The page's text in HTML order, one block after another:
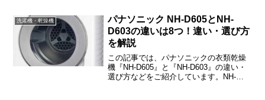
する5つです。
洗濯機・乾燥機
パナソニック NH-D605とNH-
D603の違いは8つ！違い・選び方
を解説
この記事では、パナソニックの衣類乾燥
機『NH-D605』と『NH-D603』の違い・
選び方などをご紹介しています。NH-